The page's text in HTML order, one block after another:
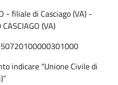
- filiale di Casciago (VA) -
(VA)
indicare “Unione Civile di